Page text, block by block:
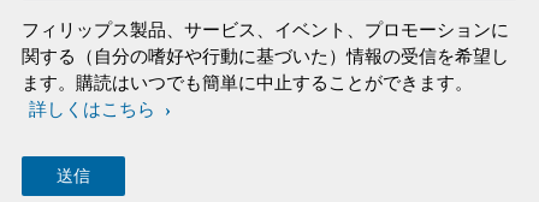
フィリップス製品、サービス、イベント、プロモーションに
関する（自分の嗜好や行動に基づいた）情報の受信を希望し
ます。購読はいつでも簡単に中止することができます。
詳しくはこちら